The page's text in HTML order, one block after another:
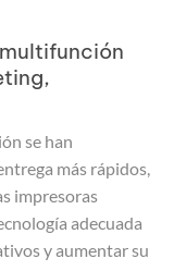
se han
más rápidos,
impresoras
adecuada
y aumentar su